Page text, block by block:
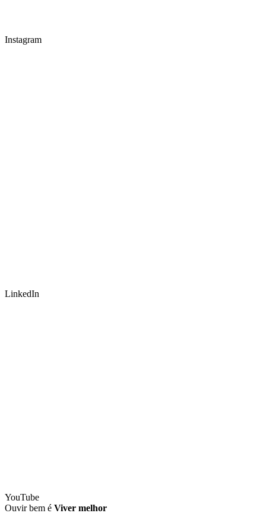
Instagram
LinkedIn
YouTube
Ouvir bem é Viver melhor